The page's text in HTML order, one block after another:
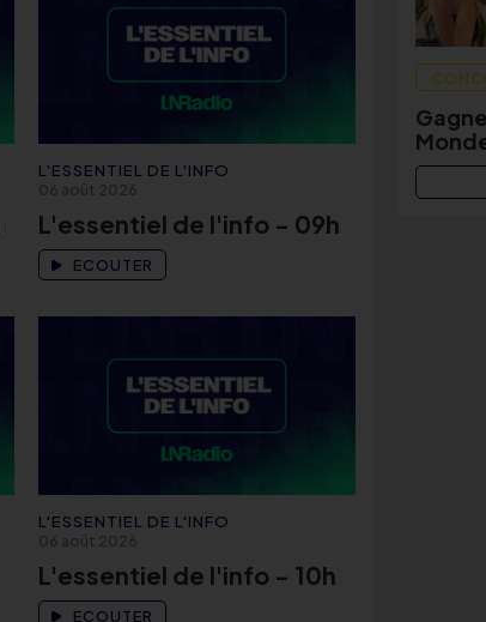
L'ESSENTIEL DE L'INFO
06 août 2026
L'essentiel de l'info - 09h
ECOUTER
L'ESSENTIEL DE L'INFO
06 août 2026
L'essentiel de l'info - 10h
ECOUTER